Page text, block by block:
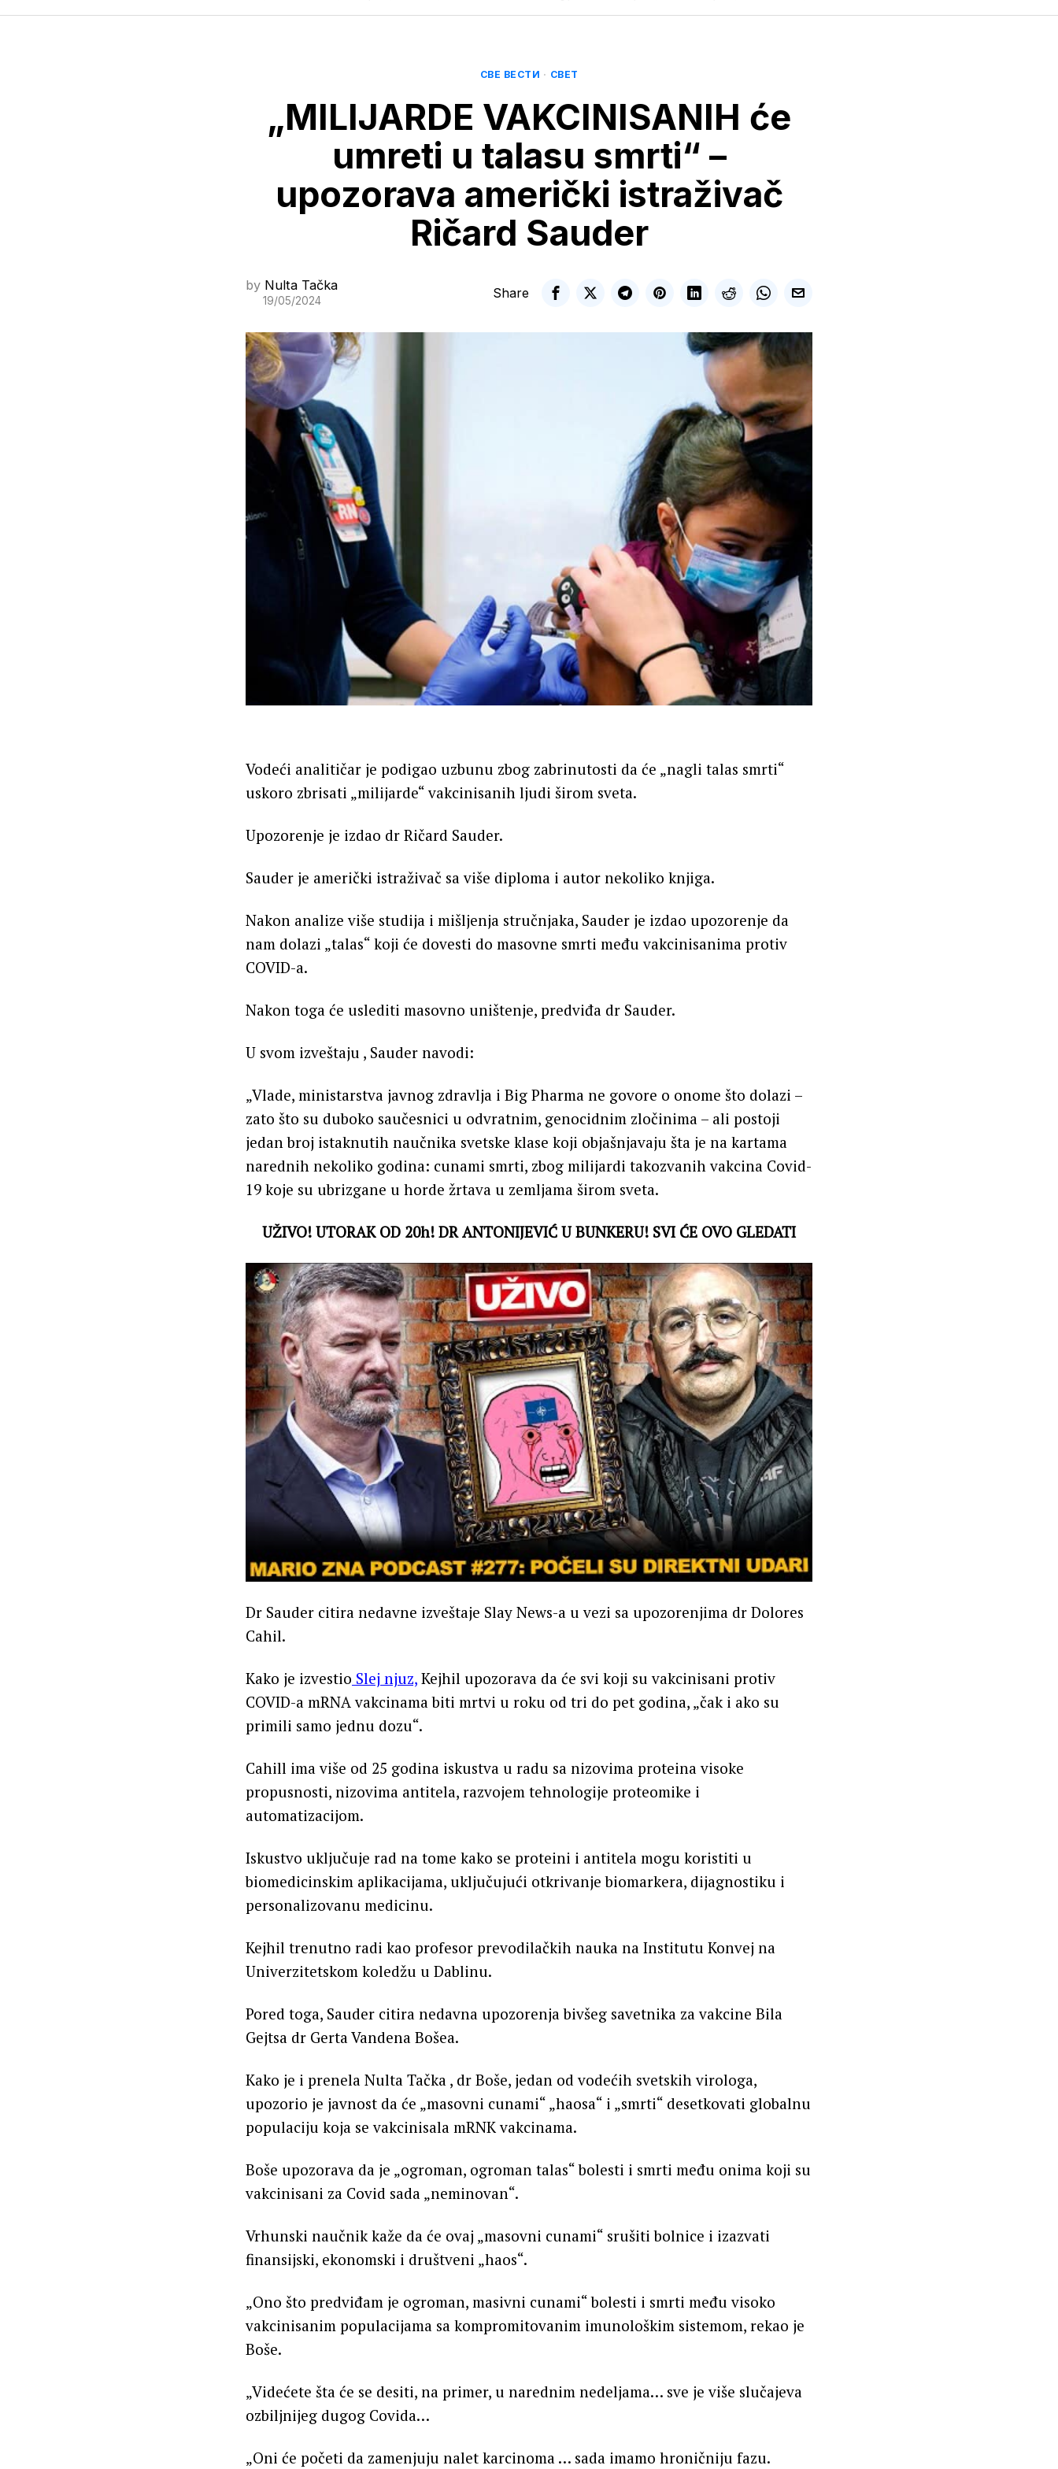
СВЕ ВЕСТИ · СВЕТ
„MILIJARDE VAKCINISANIH će
umreti u talasu smrti“ –
upozorava američki istraživač
Ričard Sauder
by Nulta Tačka
19/05/2024
Share
Vodeći analitičar je podigao uzbunu zbog zabrinutosti da će „nagli talas smrti“
uskoro zbrisati „milijarde“ vakcinisanih ljudi širom sveta.
Upozorenje je izdao dr Ričard Sauder.
Sauder je američki istraživač sa više diploma i autor nekoliko knjiga.
Nakon analize više studija i mišljenja stručnjaka, Sauder je izdao upozorenje da
nam dolazi „talas“ koji će dovesti do masovne smrti među vakcinisanima protiv
COVID-a.
Nakon toga će uslediti masovno uništenje, predviđa dr Sauder.
U svom izveštaju , Sauder navodi:
„Vlade, ministarstva javnog zdravlja i Big Pharma ne govore o onome što dolazi –
zato što su duboko saučesnici u odvratnim, genocidnim zločinima – ali postoji
jedan broj istaknutih naučnika svetske klase koji objašnjavaju šta je na kartama
narednih nekoliko godina: cunami smrti, zbog milijardi takozvanih vakcina Covid-
19 koje su ubrizgane u horde žrtava u zemljama širom sveta.
UŽIVO! UTORAK OD 20h! DR ANTONIJEVIĆ U BUNKERU! SVI ĆE OVO GLEDATI
Dr Sauder citira nedavne izveštaje Slay News-a u vezi sa upozorenjima dr Dolores
Cahil.
Kako je izvestio Slej njuz, Kejhil upozorava da će svi koji su vakcinisani protiv
COVID-a mRNA vakcinama biti mrtvi u roku od tri do pet godina, „čak i ako su
primili samo jednu dozu“.
Cahill ima više od 25 godina iskustva u radu sa nizovima proteina visoke
propusnosti, nizovima antitela, razvojem tehnologije proteomike i
automatizacijom.
Iskustvo uključuje rad na tome kako se proteini i antitela mogu koristiti u
biomedicinskim aplikacijama, uključujući otkrivanje biomarkera, dijagnostiku i
personalizovanu medicinu.
Kejhil trenutno radi kao profesor prevodilačkih nauka na Institutu Konvej na
Univerzitetskom koledžu u Dablinu.
Pored toga, Sauder citira nedavna upozorenja bivšeg savetnika za vakcine Bila
Gejtsa dr Gerta Vandena Bošea.
Kako je i prenela Nulta Tačka , dr Boše, jedan od vodećih svetskih virologa,
upozorio je javnost da će „masovni cunami“ „haosa“ i „smrti“ desetkovati globalnu
populaciju koja se vakcinisala mRNK vakcinama.
Boše upozorava da je „ogroman, ogroman talas“ bolesti i smrti među onima koji su
vakcinisani za Covid sada „neminovan“.
Vrhunski naučnik kaže da će ovaj „masovni cunami“ srušiti bolnice i izazvati
finansijski, ekonomski i društveni „haos“.
„Ono što predviđam je ogroman, masivni cunami“ bolesti i smrti među visoko
vakcinisanim populacijama sa kompromitovanim imunološkim sistemom, rekao je
Boše.
„Videćete šta će se desiti, na primer, u narednim nedeljama… sve je više slučajeva
ozbiljnijeg dugog Covida…
„Oni će početi da zamenjuju nalet karcinoma … sada imamo hroničniju fazu.